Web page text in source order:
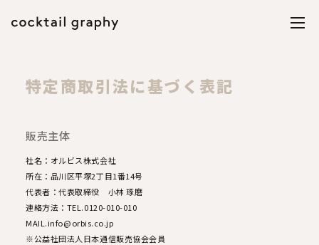
特定商取引法に基づく表記
販売主体
社名：オルビス株式会社
所在：品川区平塚2丁目1番14号
代表者：代表取締役 小林 琢磨
連絡方法：TEL.0120-010-010
MAIL.info@orbis.co.jp
※公益社団法人日本通信販売協会会員